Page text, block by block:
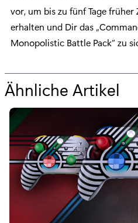
vor, um bis zu fünf Tage früher
erhalten und Dir das
Monopolistic Battle Pack” zu
Ähnliche Artikel
ü
r
„
M